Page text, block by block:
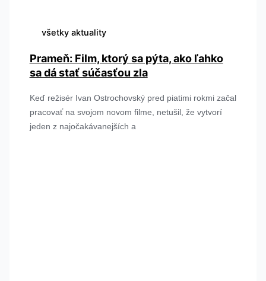
všetky aktuality
Prameň: Film, ktorý sa pýta, ako ľahko
sa dá stať súčasťou zla
Keď režisér Ivan Ostrochovský pred piatimi rokmi začal
pracovať na svojom novom filme, netušil, že vytvorí
jeden z najočakávanejších a